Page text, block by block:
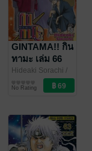
GINTAMA!! กิน
ทามะ เล่ม 66
Hideaki Sorachi /
Siam Inter Comics
การ์ตูนทั่วไป
No Rating